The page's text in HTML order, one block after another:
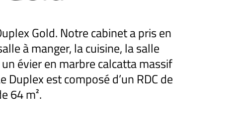
Gold. Notre cabinet a pris en
à manger, la cuisine, la salle
un évier en marbre calcatta massif
Duplex est composé d’un RDC de
64 m².